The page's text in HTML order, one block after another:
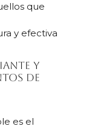
que
y efectiva
y
de
es el